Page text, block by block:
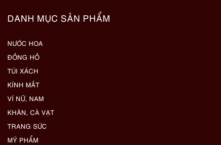
DANH MỤC SẢN PHẨM
NƯỚC HOA
ĐỒNG HỒ
TÚI XÁCH
KÍNH MẮT
VÍ NỮ, NAM
KHĂN, CÀ VẠT
TRANG SỨC
MỸ PHẨM